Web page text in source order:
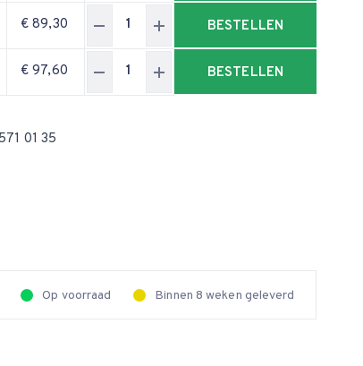
€ 89,30 BESTELLEN
€ 97,60 BESTELLEN
01 35
Op voorraad Binnen 8 weken geleverd